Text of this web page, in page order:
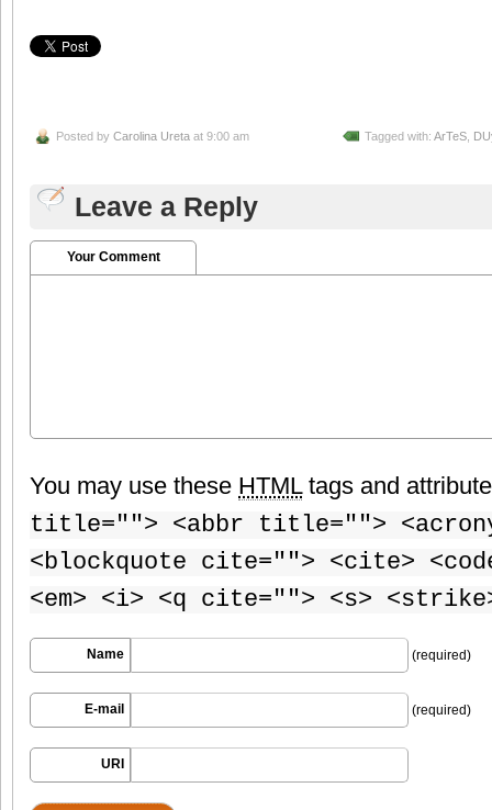
Posted by Carolina Ureta at 9:00 am Tagged with: ArTeS
Leave a Reply
Your Comment
You may use these HTMLtags and
title=""> <abbr title="">
<blockquote cite=""> <cite>
<em> <i> <q cite=""> <s>
Name (required)
E-mail (required)
URI